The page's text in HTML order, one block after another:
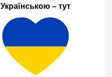
Українською – тут